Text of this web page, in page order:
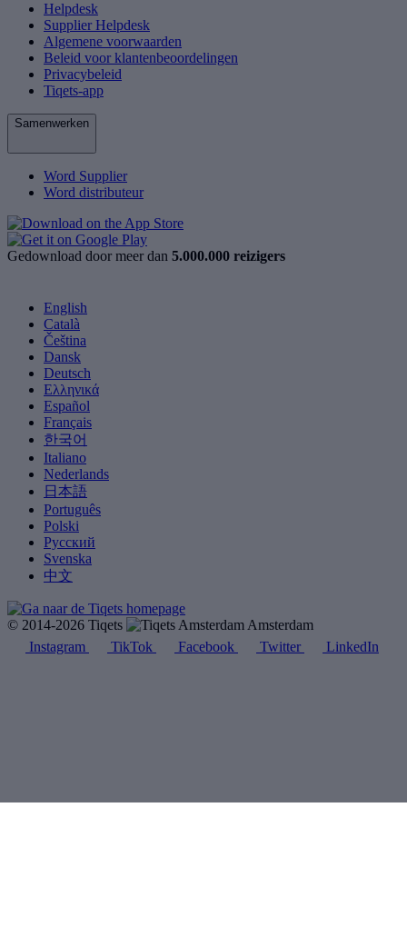
Helpdesk
Supplier Helpdesk
Algemene voorwaarden
Beleid voor klantenbeoordelingen
Privacybeleid
Tiqets-app
Samenwerken
Word Supplier
Word distributeur
Gedownload door meer dan 5.000.000 reizigers
English
Català
Čeština
Dansk
Deutsch
Ελληνικά
Español
Français
한국어
Italiano
Nederlands
日本語
Português
Polski
Русский
Svenska
中文
© 2014-2026 Tiqets
Amsterdam
Instagram
TikTok Facebook Twitter LinkedIn